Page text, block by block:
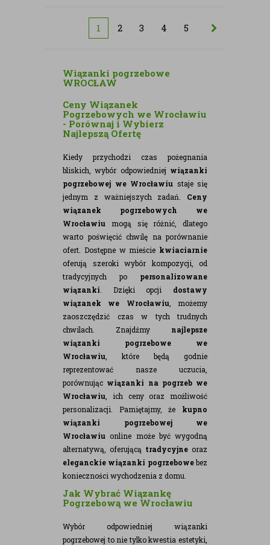
1 2 3 4 5
Wiązanki pogrzebowe
WROCŁAW
Ceny Wiązanek
Pogrzebowych we Wrocławiu
- Porównaj i Wybierz
Najlepszą Ofertę
Kiedy przychodzi czas pożegnania
bliskich, wybór odpowiedniej wiązanki
pogrzebowej we Wrocławiu staje się
jednym z ważniejszych zadań. Ceny
wiązanek pogrzebowych we
Wrocławiu mogą się różnić, dlatego
warto poświęcić chwilę na porównanie
ofert. Dostępne w mieście kwiaciarnie
oferują szeroki wybór kompozycji, od
tradycyjnych po personalizowane
wiązanki . Dzięki opcji dostawy
wiązanek we Wrocławiu, możemy
zaoszczędzić czas w tych trudnych
chwilach. Znajdźmy najlepsze
wiązanki pogrzebowe we
Wrocławiu , które będą godnie
reprezentować nasze uczucia,
porównując wiązanki na pogrzeb we
Wrocławiu , ich ceny oraz możliwość
personalizacji. Pamiętajmy, że kupno
wiązanki pogrzebowej we
Wrocławiu online może być wygodną
alternatywą, oferującą tradycyjne oraz
eleganckie wiązanki pogrzebowebez
konieczności wychodzenia z domu.
Jak Wybrać Wiązankę
Pogrzebową we Wrocławiu
Wybór odpowiedniej wiązanki
pogrzebowej to nie tylko kwestia estetyki,